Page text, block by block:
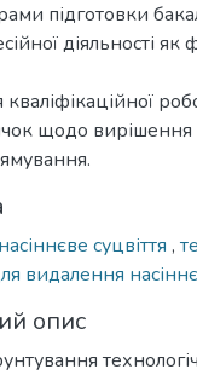
підготовки
діяльності
щодо вирішення
насіннєве суцвіття ,
видалення
опис